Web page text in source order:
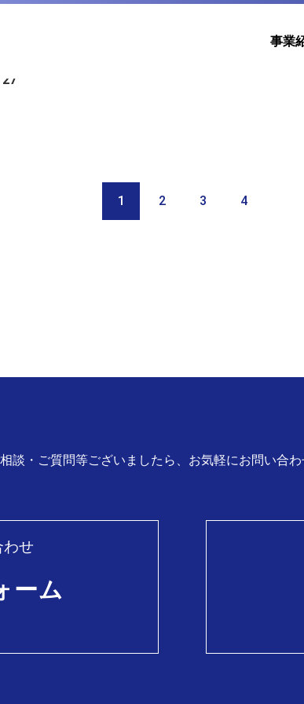
事業
27
1 2 3 4
談・ご質問等ございましたら、お気軽にお問い合わ
わせ
ーム